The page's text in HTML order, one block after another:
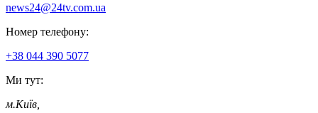
news24@24tv.com.ua
Номер телефону:
+38 044 390 5077
Ми тут:
м.Київ